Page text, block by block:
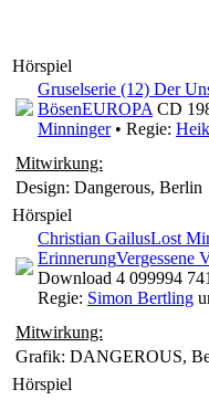
Hörspiel
Gruselserie (12) Der
BösenEUROPA CD
Minninger• Regie:
Mitwirkung:
Design: Dangerous, Berlin
Hörspiel
Christian GailusLost
ErinnerungVergessene
Download 4 099994
Regie: Simon Bertling
Mitwirkung:
Grafik: DANGEROUS,
Hörspiel